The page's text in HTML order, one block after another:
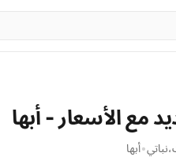
مع الأسعار - أبها
،نباتي•أبها